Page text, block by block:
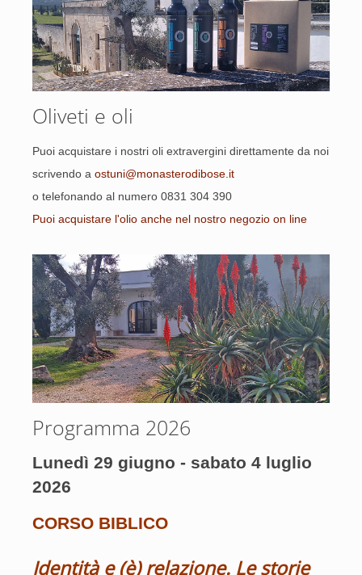
Oliveti e oli
Puoi acquistare i nostri oli extravergini direttamente da noi
scrivendo a ostuni@monasterodibose.it
o telefonando al numero 0831 304 390
Puoi acquistare l'olio anche nel nostro negozio on line
Programma 2026
Lunedì 29 giugno - sabato 4 luglio
2026
CORSO BIBLICO
Identità e (è) relazione. Le storie